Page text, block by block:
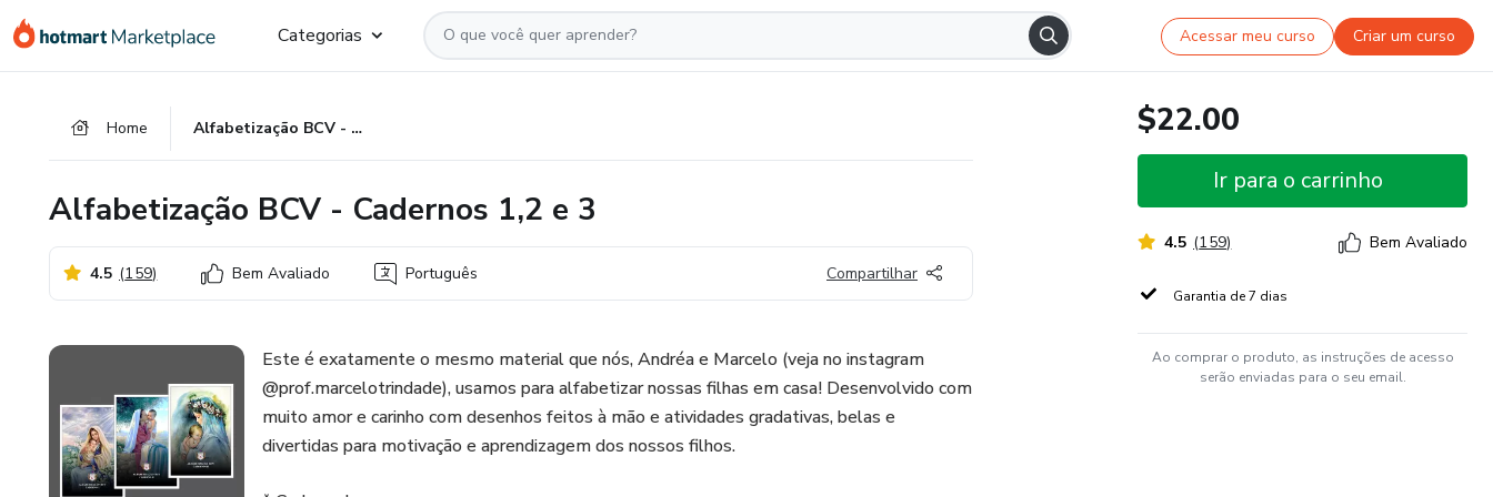
para
para
para
Categorias Acessar meu curso Criar um curso
Home Alfabetização BCV - Cadernos 1,2 e 3
Alfabetização BCV - Cadernos 1,2 e 3
4.5 (159) Bem Avaliado Português Compartilhar
Este é exatamente o mesmo material que nós, Andréa e Marcelo (veja no instagram
@prof.marcelotrindade), usamos para alfabetizar nossas filhas em casa! Desenvolvido com
muito amor e carinho com desenhos feitos à mão e atividades gradativas, belas e
divertidas para motivação e aprendizagem dos nossos filhos.
$22.00
Ir para o carrinho
4.5 (159) Bem Avaliado
Garantia de 7 dias
Ao comprar o produto, as instruções de acesso
serão enviadas para o seu email.